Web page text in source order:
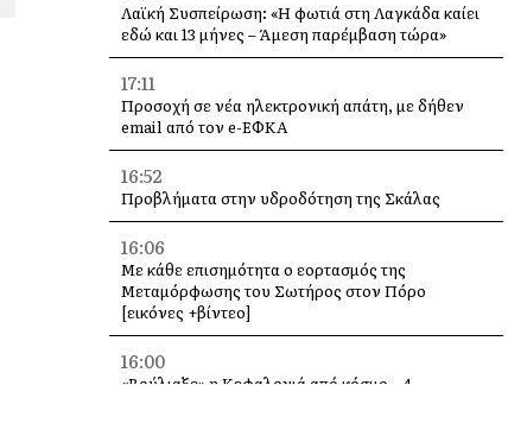
Λαϊκή Συσπείρωση: «Η φωτιά στη Λαγκάδα καίει
εδώ και 13 μήνες – Άμεση παρέμβαση τώρα»
17:11
Προσοχή σε νέα ηλεκτρονική απάτη, με δήθεν
email από τον e-ΕΦΚΑ
16:52
Προβλήματα στην υδροδότηση της Σκάλας
16:06
Με κάθε επισημότητα ο εορτασμός της
Μεταμόρφωσης του Σωτήρος στον Πόρο
[εικόνες +βίντεο]
16:00
«Βούλιαξε» η Κεφαλονιά από κόσμο – 4